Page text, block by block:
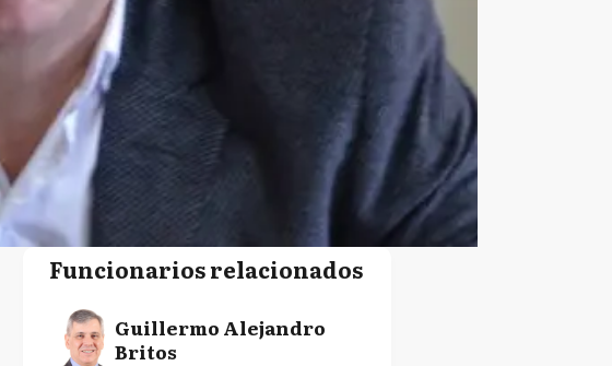
Funcionarios relacionados
Guillermo Alejandro
Britos